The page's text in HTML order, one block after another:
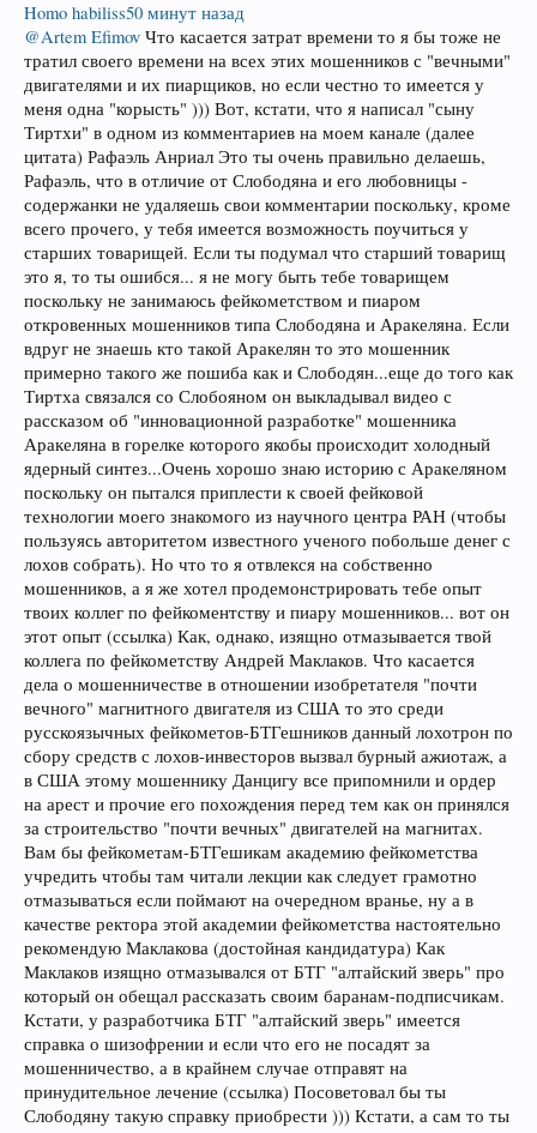
Homo habiliss50 минут назад
@Artem Efimov Что касается затрат времени то я бы тоже не
тратил своего времени на всех этих мошенников с "вечными"
двигателями и их пиарщиков, но если честно то имеется у
меня одна "корысть" ))) Вот, кстати, что я написал "сыну
Тиртхи" в одном из комментариев на моем канале (далее
цитата) Рафаэль Анриал Это ты очень правильно делаешь,
Рафаэль, что в отличие от Слободяна и его любовницы -
содержанки не удаляешь свои комментарии поскольку, кроме
всего прочего, у тебя имеется возможность поучиться у
старших товарищей. Если ты подумал что старший товарищ
это я, то ты ошибся... я не могу быть тебе товарищем
поскольку не занимаюсь фейкометством и пиаром
откровенных мошенников типа Слободяна и Аракеляна. Если
вдруг не знаешь кто такой Аракелян то это мошенник
примерно такого же пошиба как и Слободян...еще до того как
Тиртха связался со Слобояном он выкладывал видео с
рассказом об "инновационной разработке" мошенника
Аракеляна в горелке которого якобы происходит холодный
ядерный синтез...Очень хорошо знаю историю с Аракеляном
поскольку он пытался приплести к своей фейковой
технологии моего знакомого из научного центра РАН (чтобы
пользуясь авторитетом известного ученого побольше денег с
лохов собрать). Но что то я отвлекся на собственно
мошенников, а я же хотел продемонстрировать тебе опыт
твоих коллег по фейкоментству и пиару мошенников... вот он
этот опыт (ссылка) Как, однако, изящно отмазывается твой
коллега по фейкометству Андрей Маклаков. Что касается
дела о мошенничестве в отношении изобретателя "почти
вечного" магнитного двигателя из США то это среди
русскоязычных фейкометов-БТГешников данный лохотрон по
сбору средств с лохов-инвесторов вызвал бурный ажиотаж, а
в США этому мошеннику Данцигу все припомнили и ордер
на арест и прочие его похождения перед тем как он принялся
за строительство "почти вечных" двигателей на магнитах.
Вам бы фейкометам-БТГешикам академию фейкометства
учредить чтобы там читали лекции как следует грамотно
отмазываться если поймают на очередном вранье, ну а в
качестве ректора этой академии фейкометства настоятельно
рекомендую Маклакова (достойная кандидатура) Как
Маклаков изящно отмазывался от БТГ "алтайский зверь" про
который он обещал рассказать своим баранам-подписчикам.
Кстати, у разработчика БТГ "алтайский зверь" имеется
справка о шизофрении и если что его не посадят за
мошенничество, а в крайнем случае отправят на
принудительное лечение (ссылка) Посоветовал бы ты
Слободяну такую справку приобрести ))) Кстати, а сам то ты